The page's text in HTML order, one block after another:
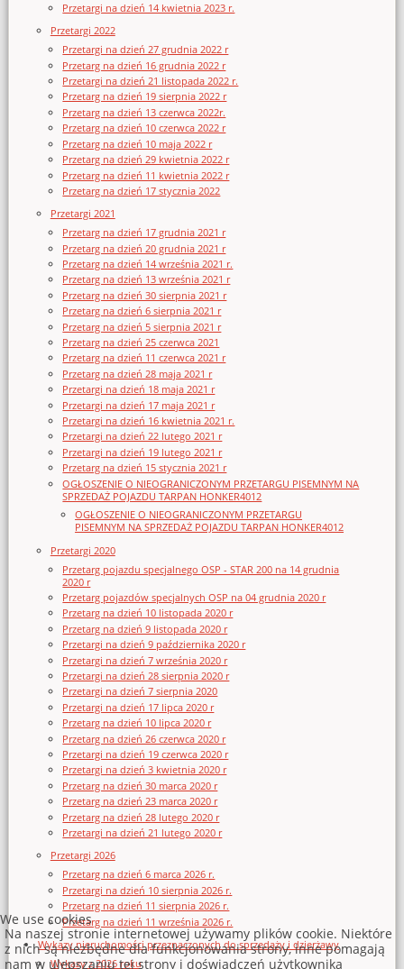
Przetargi na dzień 14 kwietnia 2023 r.
Przetargi 2022
Przetargi na dzień 27 grudnia 2022 r
Przetarg na dzień 16 grudnia 2022 r
Przetargi na dzień 21 listopada 2022 r.
Przetarg na dzień 19 sierpnia 2022 r
Przetarg na dzień 13 czerwca 2022r.
Przetarg na dzień 10 czerwca 2022 r
Przetarg na dzień 10 maja 2022 r
Przetarg na dzień 29 kwietnia 2022 r
Przetarg na dzień 11 kwietnia 2022 r
Przetarg na dzień 17 stycznia 2022
Przetargi 2021
Przetarg na dzień 17 grudnia 2021 r
Przetarg na dzień 20 grudnia 2021 r
Przetarg na dzień 14 września 2021 r.
Przetarg na dzień 13 września 2021 r
Przetarg na dzień 30 sierpnia 2021 r
Przetarg na dzień 6 sierpnia 2021 r
Przetarg na dzień 5 sierpnia 2021 r
Przetarg na dzień 25 czerwca 2021
Przetarg na dzień 11 czerwca 2021 r
Przetarg na dzień 28 maja 2021 r
Przetargi na dzień 18 maja 2021 r
Przetargi na dzień 17 maja 2021 r
Przetargi na dzień 16 kwietnia 2021 r.
Przetargi na dzień 22 lutego 2021 r
Przetargi na dzień 19 lutego 2021 r
Przetarg na dzień 15 stycznia 2021 r
OGŁOSZENIE O NIEOGRANICZONYM PRZETARGU PISEMNYM NA
SPRZEDAŻ POJAZDU TARPAN HONKER4012
OGŁOSZENIE O NIEOGRANICZONYM PRZETARGU
PISEMNYM NA SPRZEDAŻ POJAZDU TARPAN HONKER4012
Przetargi 2020
Przetarg pojazdu specjalnego OSP - STAR 200 na 14 grudnia
2020 r
Przetarg pojazdów specjalnych OSP na 04 grudnia 2020 r
Przetarg na dzień 10 listopada 2020 r
Przetarg na dzień 9 listopada 2020 r
Przetargi na dzień 9 października 2020 r
Przetargi na dzień 7 września 2020 r
Przetargi na dzień 28 sierpnia 2020 r
Przetargi na dzień 7 sierpnia 2020
Przetargi na dzień 17 lipca 2020 r
Przetarg na dzień 10 lipca 2020 r
Przetarg na dzień 26 czerwca 2020 r
Przetargi na dzień 19 czerwca 2020 r
Przetargi na dzień 3 kwietnia 2020 r
Przetarg na dzień 30 marca 2020 r
Przetarg na dzień 23 marca 2020 r
Przetarg na dzień 28 lutego 2020 r
Przetargi na dzień 21 lutego 2020 r
Przetargi 2026
Przetarg na dzień 6 marca 2026 r.
Przetargi na dzień 10 sierpnia 2026 r.
Przetarg na dzień 11 sierpnia 2026 r.
Przetarg na dzień 11 września 2026 r.
Wykazy nieruchomości przeznaczonych do sprzedaży i dzierżawy
Wykazy z 2026 roku
We use cookies
Na naszej stronie internetowej używamy plików cookie. Niektóre
z nich są niezbędne dla funkcjonowania strony, inne pomagają
nam w ulepszaniu tej strony i doświadczeń użytkownika